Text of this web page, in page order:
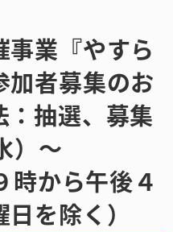
業『やすら
加者募集のお
抽選、募集
）～
時から午後４
を除く）